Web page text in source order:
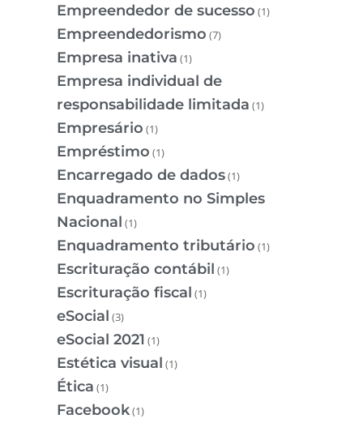
Empreendedor de sucesso (1)
Empreendedorismo (7)
Empresa inativa (1)
Empresa individual de
responsabilidade limitada (1)
Empresário (1)
Empréstimo (1)
Encarregado de dados(1)
Enquadramento no Simples
Nacional (1)
Enquadramento tributário (1)
Escrituração contábil (1)
Escrituração fiscal (1)
eSocial (3)
eSocial 2021 (1)
Estética visual (1)
Ética (1)
Facebook(1)